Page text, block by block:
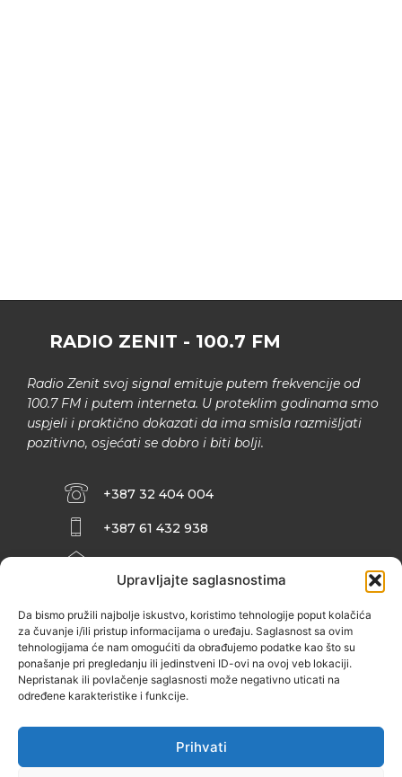
Upravljajte saglasnostima
Da bismo pružili najbolje iskustvo, koristimo tehnologije poput kolačića
za čuvanje i/ili pristup informacijama o uređaju. Saglasnost sa ovim
tehnologijama će nam omogućiti da obrađujemo podatke kao što su
ponašanje pri pregledanju ili jedinstveni ID-ovi na ovoj veb lokaciji.
Nepristanak ili povlačenje saglasnosti može negativno uticati na
određene karakteristike i funkcije.
Prihvati
RADIO ZENIT - 100.7 FM
Radio Zenit svoj signal emituje putem frekvencije od
100.7 FM i putem interneta. U proteklim godinama smo
uspjeli i praktično dokazati da ima smisla razmišljati
pozitivno, osjećati se dobro i biti bolji.
+387 32 404 004
+387 61 432 938
INFO@ZENIT.BA
ZENIČANKA, 3. SPRAT), 72000 ZENICA